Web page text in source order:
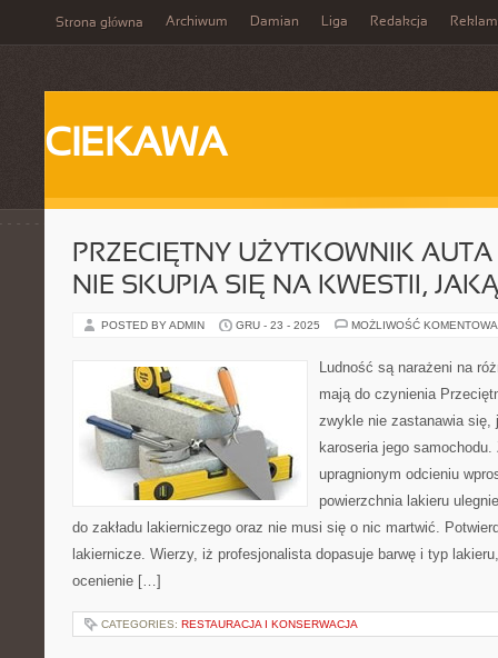
Strona główna Archiwum Damian Liga Redakcja
CIEKAWA
PRZECIĘTNY UŻYTKOWNIK
NIE SKUPIA SIĘ NA KWESTII,
POSTED BY ADMIN GRU - 23 - 2025 MOŻLIWOŚĆ
Ludność są narażeni na
mają do czynienia
zwykle nie zastanawia
karoseria jego
upragnionym odcieniu
powierzchnia lakieru
do zakładu lakierniczego oraz nie musi się o nic martwić.
lakiernicze. Wierzy, iż profesjonalista dopasuje barwę i typ
ocenienie […]
CATEGORIES: RESTAURACJA I KONSERWACJA